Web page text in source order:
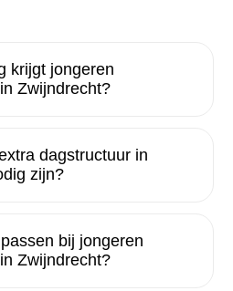
krijgt jongeren
Zwijndrecht?
dagstructuur in
zijn?
bij jongeren
Zwijndrecht?